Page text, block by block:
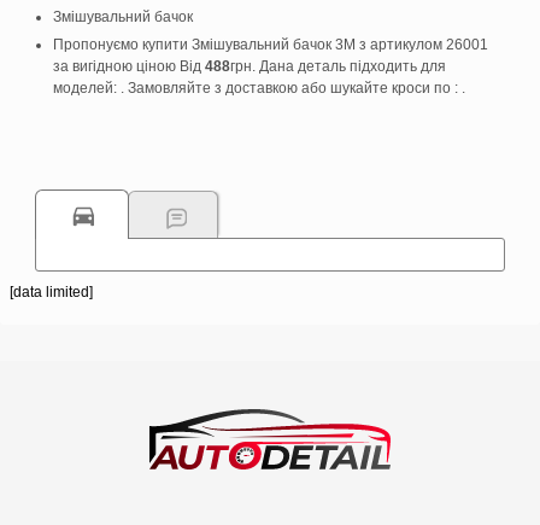
Змішувальний бачок
Пропонуємо купити Змішувальний бачок 3M з артикулом 26001
за вигідною ціною Від 488грн. Дана деталь підходить для
моделей: . Замовляйте з доставкою або шукайте кроси по : .
[data limited]